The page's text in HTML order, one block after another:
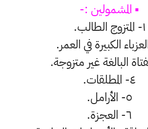
▪️ المشمولين :-
١- المتزوج الطالب.
٤- المطلقات.
٥- الأرامل.
٦- العجزة.